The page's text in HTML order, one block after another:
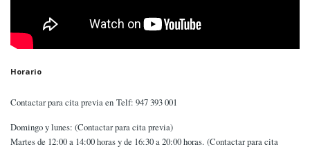
Horario
Contactar para cita previa en Telf: 947 393 001
Domingo y lunes: (Contactar para cita previa)
Martes de 12:00 a 14:00 horas y de 16:30 a 20:00 horas. (Contactar para cita